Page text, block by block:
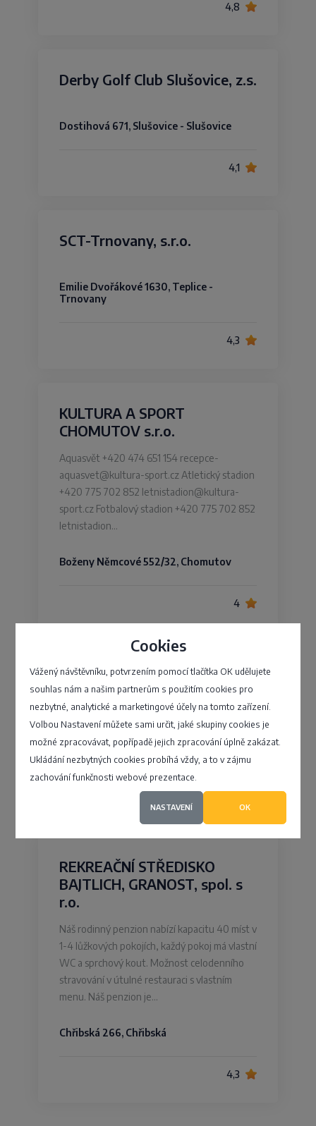
Cookies
Vážený návštěvníku, potvrzením pomocí tlačítka OK udělujete
souhlas nám a našim partnerům s použitím cookies pro
nezbytné, analytické a marketingové účely na tomto zařízení.
Volbou Nastavení můžete sami určit, jaké skupiny cookies je
možné zpracovávat, popřípadě jejich zpracování úplně zakázat.
Ukládání nezbytných cookies probíhá vždy, a to v zájmu
zachování funkčnosti webové prezentace.
NASTAVENÍ OK
4,8
Derby Golf Club Slušovice, z.s.
Dostihová 671, Slušovice - Slušovice
4,1
SCT-Trnovany, s.r.o.
Emilie Dvořákové 1630, Teplice -
Trnovany
4,3
KULTURA A SPORT
CHOMUTOV s.r.o.
Aquasvět +420 474 651 154 recepce-
aquasvet@kultura-sport.cz Atletický stadion
+420 775 702 852 letnistadion@kultura-
sport.cz Fotbalový stadion +420 775 702 852
letnistadion…
Boženy Němcové 552/32, Chomutov
4
Tělocvičná jednota Sokol
Hodonín
Velkomoravská 2202/2, Hodonín -
4,5
REKREAČNÍ STŘEDISKO
BAJTLICH, GRANOST, spol. s
r.o.
Náš rodinný penzion nabízí kapacitu 40 míst v
1-4 lůžkových pokojích, každý pokoj má vlastní
WC a sprchový kout. Možnost celodenního
stravování v útulné restauraci s vlastním
menu. Náš penzion je…
Chřibská 266, Chřibská
4,3